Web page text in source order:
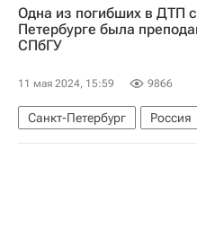
Леонид Слуцкий (Тренер)
Одна из погибших в ДТП
Петербурге была
СПбГУ
11 мая 2024, 15:59 9866
Санкт-Петербург
Россия